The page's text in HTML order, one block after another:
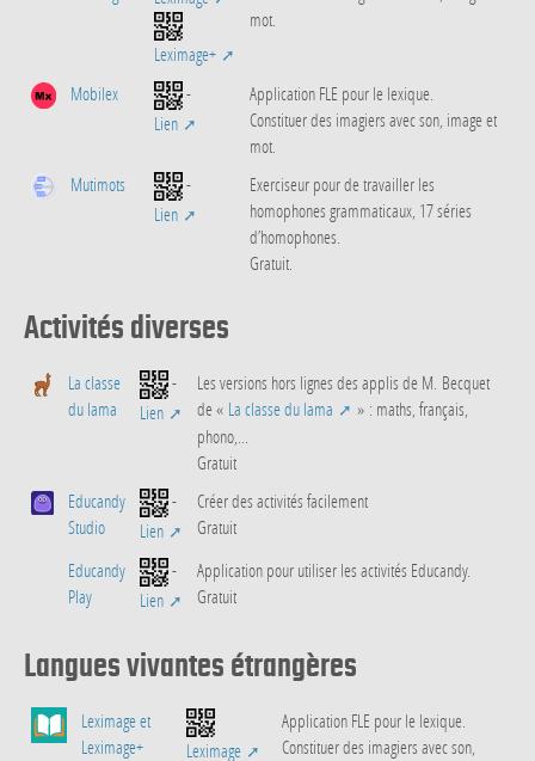
Leximage+
mot.
Mobilex
-
Lien
Application FLE pour le lexique.
Constituer des imagiers avec son, image et
mot.
Mutimots
-
Lien
Exerciseur pour de travailler les
homophones grammaticaux, 17 séries
d’homophones.
Gratuit.
Activités diverses
La classe
du lama
-
Lien
Les versions hors lignes des applis de M. Becquet
de « La classe du lama
» : maths, français,
phono,...
Gratuit
Educandy
Studio
-
Lien
Créer des activités facilement
Gratuit
Educandy
Play
-
Lien
Application pour utiliser les activités Educandy.
Gratuit
Langues vivantes étrangères
Leximage et
Leximage+
Leximage
Application FLE pour le lexique.
Constituer des imagiers avec son,